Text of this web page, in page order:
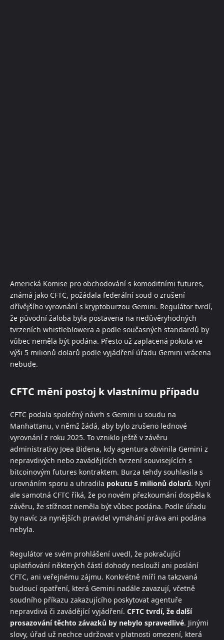
Americká Komise pro obchodování s komoditními futures,
známá jako CFTC, požádala federální soud o zrušení
dřívějšího vyrovnání s kryptoburzou Gemini. Regulátor tvrdí,
že původní žaloba byla postavena na nedůvěryhodných
tvrzeních whistleblowera a podle současných standardů by
vůbec neměla být podána. Přesto už zaplacená pokuta ve
výši 5 milionů dolarů podle vyjádření úřadu Gemini vrácena
nebude.
CFTC mění postoj k vlastnímu případu
CFTC podala společný návrh s Gemini u soudu na
Manhattanu, v němž žádá, aby bylo zrušeno lednové
vyrovnání z roku 2025. To vzniklo ještě v závěru
administrativy Joea Bidena, kdy agentura obvinila Gemini z
nepravdivých nebo zavádějících tvrzení souvisejících s
bitcoinovým futures kontraktem. Burza tehdy souhlasila s
urovnáním sporu a uhradila pokutu 5 milionů dolarů. Nyní
ale samotná CFTC říká, že po novém přezkoumání dospěla k
závěru, že stížnost neměla být vůbec podána. Podle úřadu
by navíc za nynějších pravidel vymáhání práva ani podána
nebyla.
Regulátor ve svém prohlášení uvedl, že pokračující
uplatňování některých částí dohody neslouží ani poslání
CFTC, ani veřejnému zájmu. Konkrétně míří na takzvaná
budoucí opatření, která Gemini nadále zavazují, včetně
soudního příkazu zakazujícího poskytovat agentuře
nepravdivá či zavádějící vyjádření. CFTC tvrdí, že další
prosazování těchto závazků by nebylo spravedlivé. Jinými
slovy, úřad už nechce udržovat v platnosti omezení, která